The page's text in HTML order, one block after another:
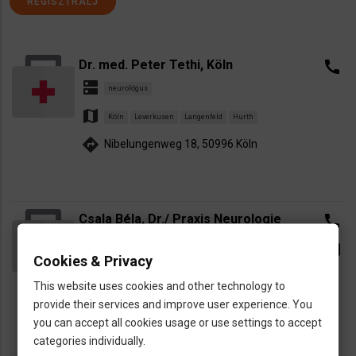
Dr. med. Peter Tethi, Köln
dns neurológus
map Köln Leverkusen Langenfeld Hurth
directions Nibelungenweg 18, 50996 Köln
call
Csala Béla, Dr./ Praxis Neurologie
map Waldshut-Tiengen
directions Kaiserstr. 11. Waldshut-Tiengen 79761
call
email
Cookies & Privacy
This website uses cookies and other technology to
provide their services and improve user experience. You
you can accept all cookies usage or use settings to accept
categories individually.